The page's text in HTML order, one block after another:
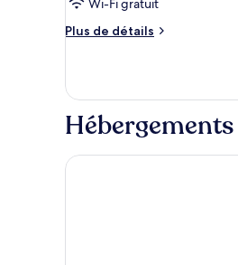
chambre :
Suite
mer,
en
de
Wi-Fi gratuit
Plus de détails
Plus
le
type
de
Suite
Filomare Suites